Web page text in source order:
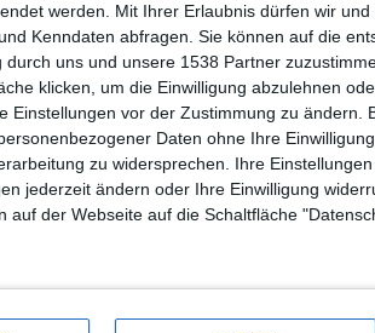
werden. Mit Ihrer Erlaubnis dürfen wir
Kenndaten abfragen. Sie können auf die
uns und unsere 1538 Partner
klicken, um die Einwilligung abzulehnen
Einstellungen vor der Zustimmung zu ändern.
Daten ohne Ihre
zu widersprechen. Ihre
jederzeit ändern oder Ihre Einwilligung
auf der Webseite auf die Schaltfläche
Facebook